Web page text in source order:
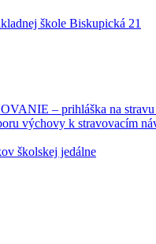
škole Biskupická 21
– prihláška na stravu
výchovy k stravovacím
školskej jedálne